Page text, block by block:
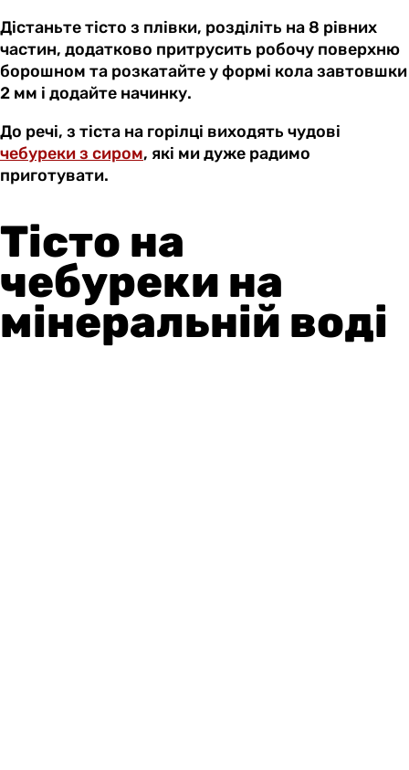
Дістаньте тісто з плівки, розділіть на 8 рівних
частин, додатково притрусить робочу поверхню
борошном та розкатайте у формі кола завтовшки
2 мм і додайте начинку.
До речі, з тіста на горілці виходять чудові
чебуреки з сиром, які ми дуже радимо
приготувати.
Тісто на
чебуреки на
мінеральній воді